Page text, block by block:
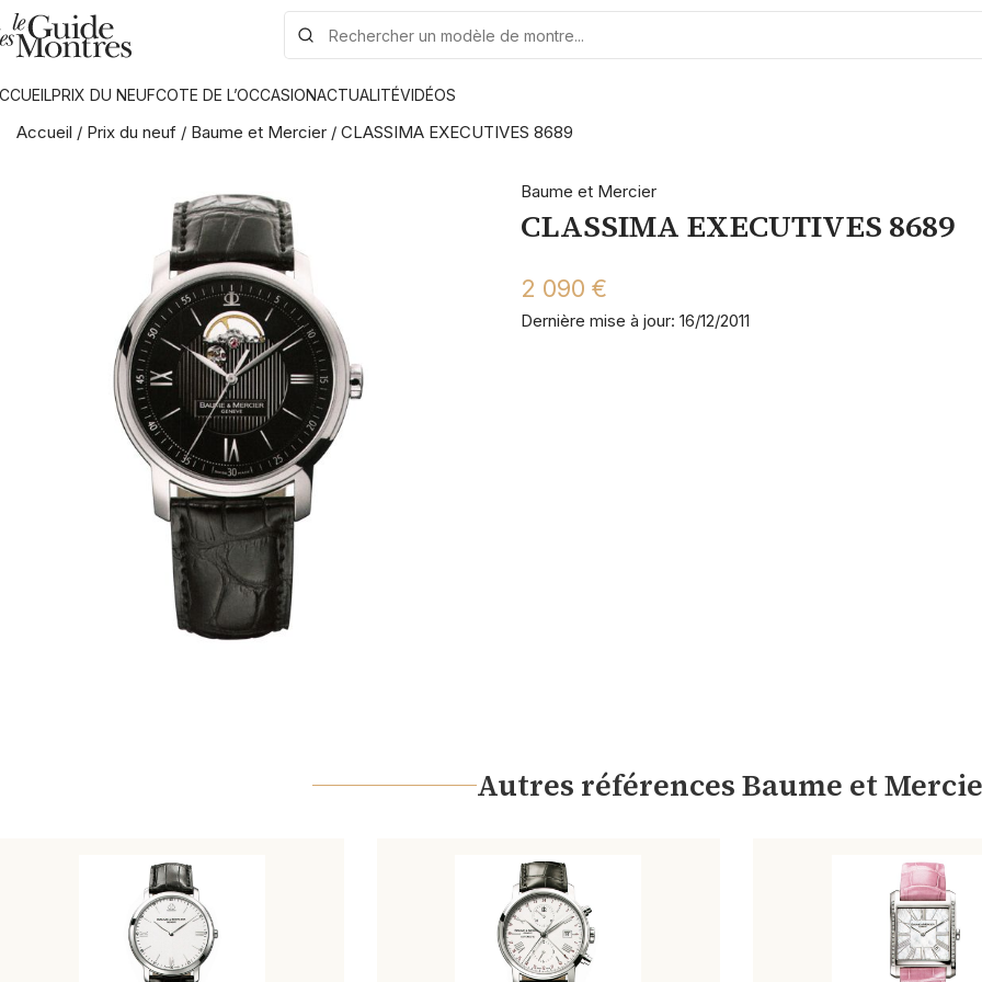
PRIX DU NEUFCOTE DE L’OCCASIONACTUALITÉVIDÉOS
Accueil / Prix du neuf / Baume et Mercier / CLASSIMA EXECUTIVES 8689
Baume et Mercier
CLASSIMA EXECUTIVES 8689
2 090 €
Dernière mise à jour: 16/12/2011
Autres références Baume et